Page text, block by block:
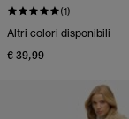
(1)
Altri colori disponibili
€ 39,99